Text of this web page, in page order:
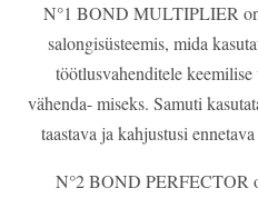
N°1 BOND MULTIPLIER
salongisüsteemis, mida
töötlusvahenditele
vähenda- miseks. Samuti
taastava ja kahjustusi
N°2 BOND PERFECTOR